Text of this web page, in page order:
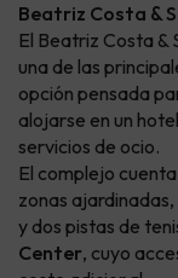
Beatriz Costa &
El Beatriz Costa &
una de las
opción pensada
alojarse en un
servicios de ocio.
El complejo
zonas
y dos pistas de
Center, cuyo